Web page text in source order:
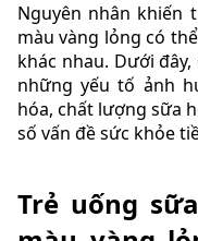
Nguyên nhân khiến
màu vàng lỏng có
khác nhau. Dưới
những yếu tố ảnh
hóa, chất lượng sữa
số vấn đề sức khỏe
Trẻ uống